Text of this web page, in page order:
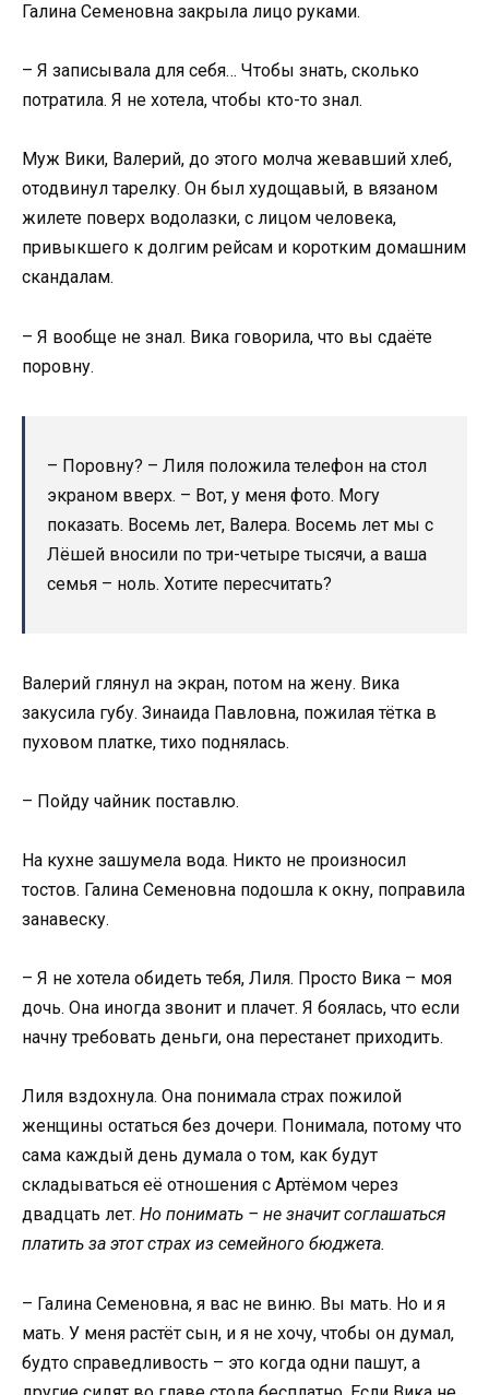
Галина Семеновна закрыла лицо руками.
– Я записывала для себя… Чтобы знать, сколько
потратила. Я не хотела, чтобы кто-то знал.
Муж Вики, Валерий, до этого молча жевавший хлеб,
отодвинул тарелку. Он был худощавый, в вязаном
жилете поверх водолазки, с лицом человека,
привыкшего к долгим рейсам и коротким домашним
скандалам.
– Я вообще не знал. Вика говорила, что вы сдаёте
поровну.
– Поровну? – Лиля положила телефон на стол
экраном вверх. – Вот, у меня фото. Могу
показать. Восемь лет, Валера. Восемь лет мы с
Лёшей вносили по три-четыре тысячи, а ваша
семья – ноль. Хотите пересчитать?
Валерий глянул на экран, потом на жену. Вика
закусила губу. Зинаида Павловна, пожилая тётка в
пуховом платке, тихо поднялась.
– Пойду чайник поставлю.
На кухне зашумела вода. Никто не произносил
тостов. Галина Семеновна подошла к окну, поправила
занавеску.
– Я не хотела обидеть тебя, Лиля. Просто Вика – моя
дочь. Она иногда звонит и плачет. Я боялась, что если
начну требовать деньги, она перестанет приходить.
Лиля вздохнула. Она понимала страх пожилой
женщины остаться без дочери. Понимала, потому что
сама каждый день думала о том, как будут
складываться её отношения с Артёмом через
двадцать лет. Но понимать – не значит соглашаться
платить за этот страх из семейного бюджета.
– Галина Семеновна, я вас не виню. Вы мать. Но и я
мать. У меня растёт сын, и я не хочу, чтобы он думал,
будто справедливость – это когда одни пашут, а